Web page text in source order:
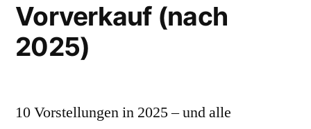
Vorverkauf (nach
2025)
10 Vorstellungen in 2025 – und alle